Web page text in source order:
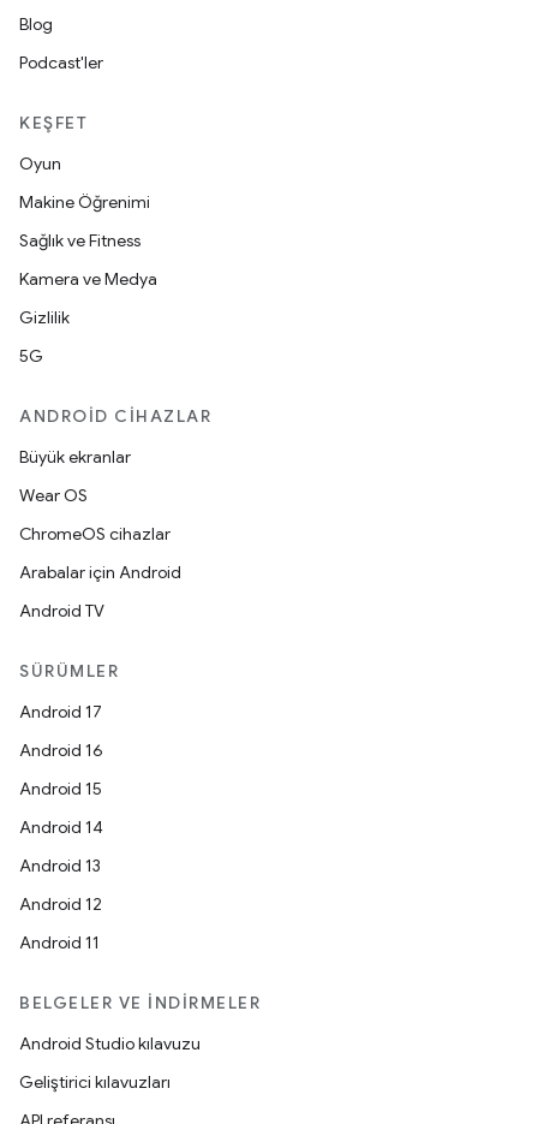
Blog
Podcast'ler
KEŞFET
Oyun
Makine Öğrenimi
Sağlık ve Fitness
Kamera ve Medya
Gizlilik
5G
ANDROID CIHAZLAR
Büyük ekranlar
Wear OS
ChromeOS cihazlar
Arabalar için Android
Android TV
SÜRÜMLER
Android 17
Android 16
Android 15
Android 14
Android 13
Android 12
Android 11
BELGELER VE İNDIRMELER
Android Studio kılavuzu
Geliştirici kılavuzları